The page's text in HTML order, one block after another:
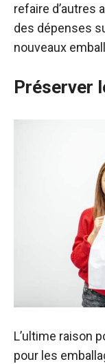
refaire d’autres
des dépenses
nouveaux
Préserver
L’ultime raison
pour les